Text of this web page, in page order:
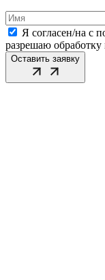
Я согласен/на с
разрешаю
Оставить заявку